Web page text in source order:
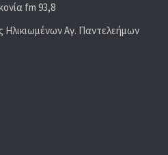
fm 93,8
Ηλικιωμένων Αγ. Παντελεήμων